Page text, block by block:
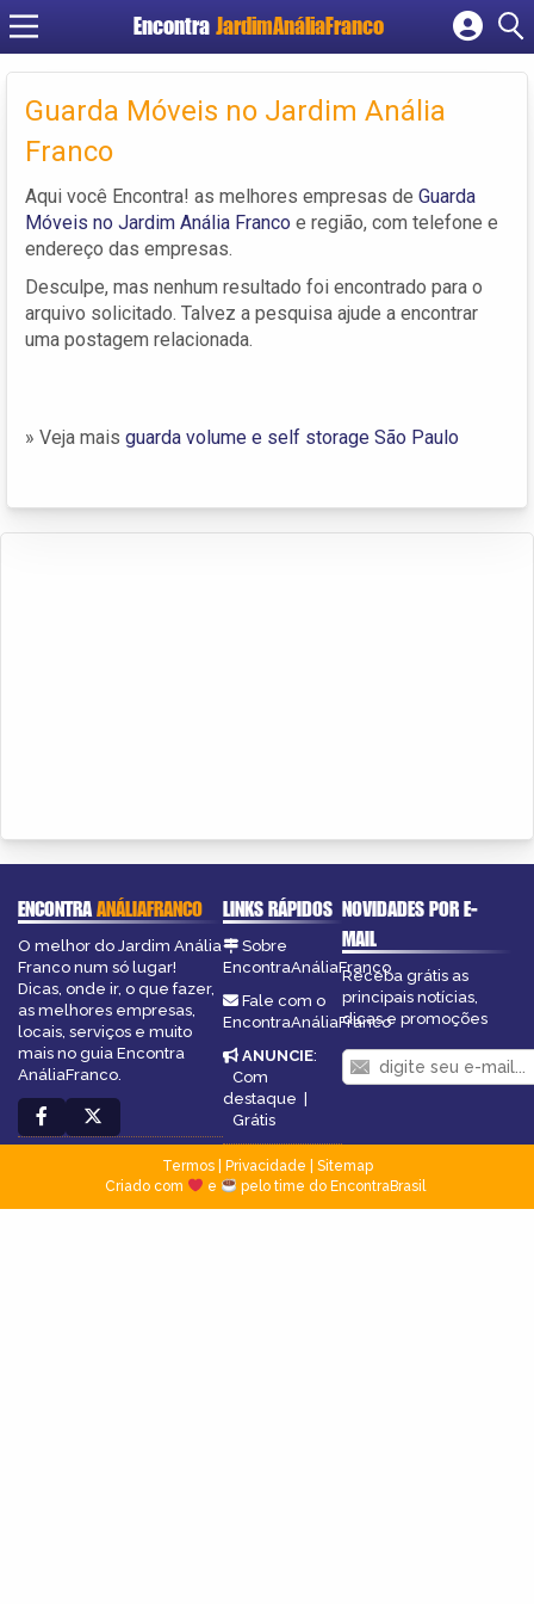
Encontra JardimAnáliaFranco
Cadastrar empresa
Criar conta
Guarda Móveis no Jardim Anália
Franco
Aqui você Encontra! as melhores empresas de Guarda
Móveis no Jardim Anália Franco e região, com telefone e
endereço das empresas.
Desculpe, mas nenhum resultado foi encontrado para o
arquivo solicitado. Talvez a pesquisa ajude a encontrar
uma postagem relacionada.
» Veja mais guarda volume e self storage São Paulo
ENCONTRAANÁLIAFRANCO
O melhor do Jardim Anália
Franco num só lugar!
Dicas, onde ir, o que fazer,
as melhores empresas,
locais, serviços e muito
mais no guia Encontra
AnáliaFranco.
LINKS RÁPIDOS
Sobre
EncontraAnáliaFranco
Fale com o
EncontraAnáliaFranco
ANUNCIE:
Com
destaque |
Grátis
NOVIDADES POR E-
MAIL
Receba grátis as
principais notícias,
dicas e promoções
Termos| Privacidade
Sitemap
Criado com
e pelo time do EncontraBrasil